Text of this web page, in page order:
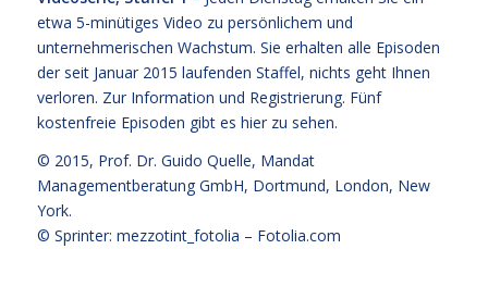
etwa 5-minütiges Video zu persönlichem und
unternehmerischen Wachstum. Sie erhalten alle Episoden
der seit Januar 2015 laufenden Staffel, nichts geht Ihnen
verloren. Zur Information und Registrierung. Fünf
kostenfreie Episoden gibt es hier zu sehen.
© 2015, Prof. Dr. Guido Quelle, Mandat
Managementberatung GmbH, Dortmund, London, New
York.
© Sprinter: mezzotint_fotolia – Fotolia.com